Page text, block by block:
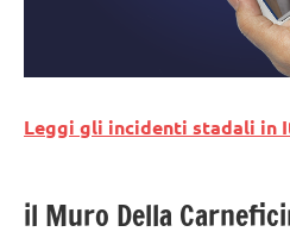
Leggi gli incidenti stadali in
il Muro Della